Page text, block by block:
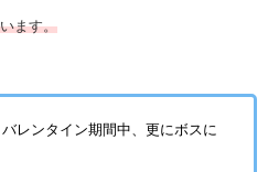
ます。
レンタイン期間中、更にボスに